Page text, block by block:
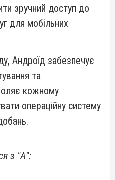
зручний доступ до
для мобільних
Андроїд забезпечує
та
кожному
операційну систему
з "А":